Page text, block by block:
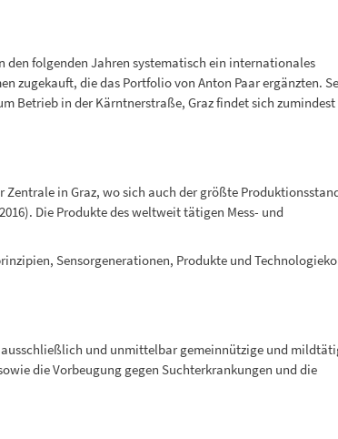
den folgenden Jahren systematisch ein internationales
zugekauft, die das Portfolio von Anton Paar ergänzten.
Betrieb in der Kärntnerstraße, Graz findet sich zumindest
Zentrale in Graz, wo sich auch der größte
Die Produkte des weltweit tätigen Mess- und
Sensorgenerationen, Produkte und
und unmittelbar gemeinnützige und
die Vorbeugung gegen Suchterkrankungen und die